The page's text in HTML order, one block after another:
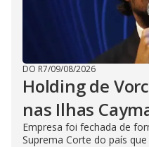
DO R7/09/08/2026
Holding de
nas Ilhas
Empresa foi fechada de
Suprema Corte do país